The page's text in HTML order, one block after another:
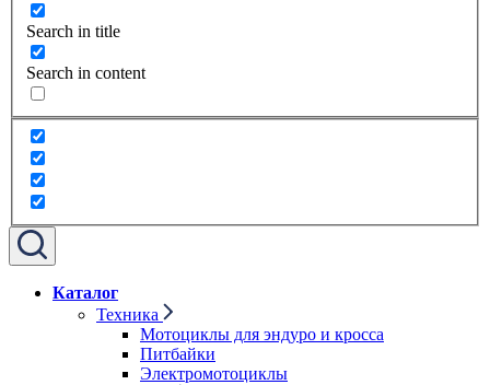
Search in title
Search in content
Каталог
Техника
Мотоциклы для эндуро и кросса
Питбайки
Электромотоциклы